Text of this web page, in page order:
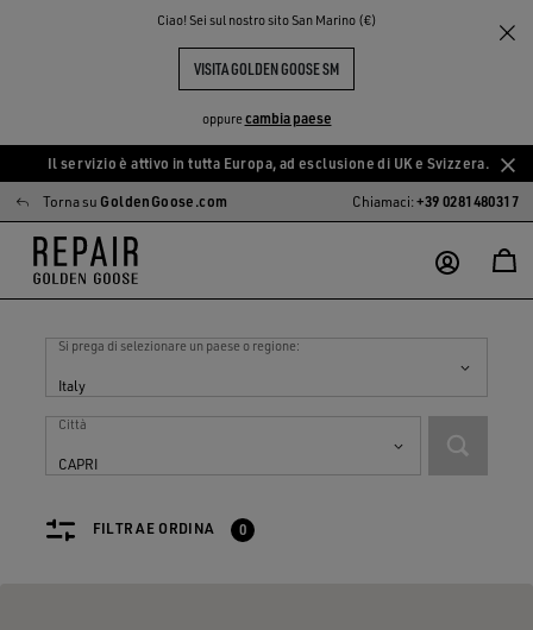
Ciao! Sei sul nostro sito San Marino (€)
VISITA GOLDEN GOOSE SM
oppurecambia paese
Vai
al
contenuto
principale
Vai
al
contenuto
del
piè
pagina
Il servizio è attivo in tutta Europa, ad esclusione di UK e Svizzera.
Torna su GoldenGoose.com Chiamaci:+39 0281480317
Negozi inItaly
Italy
Si prega di selezionare un paese o regione:
CAPRI
Città
FILTRA E ORDINA 0